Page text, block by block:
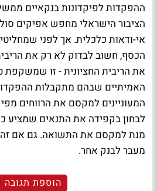
ההפקדות לפיקדונות בנקאיים
הציבור הישראלי מחפש אפיקים
אי-ודאות כלכלית. אך לפני
הכסף, חשוב לבדוק לא רק את
את הריבית החציונית - זו שמשקפת
האמיתיים שבהם מתקבלות
המעוניינים למקסם את הרווחים
לבחון בקפידה את התנאים שמציע
מנת למקסם את התשואה. גם אם
מעבר לבנק אחר.
הוספת תגובה